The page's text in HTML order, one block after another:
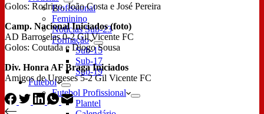
Profissional
Feminino
Notícias Sub-23
Formação
Sub-15
Sub-17
Sub-19
Futebol
Futebol Profissional
Plantel
Golos: Rodrigo, João Costa e José Pereira
Camp. Nacional Iniciados (foto)
AD Barroselas 0-2 Gil Vicente FC
Golos: Coutada e Diogo Sousa
Div. Honra AF Braga Iniciados
Amigos de Urgeses 5-2 Gil Vicente FC